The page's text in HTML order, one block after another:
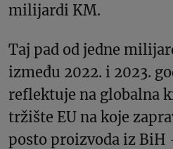
milijardi KM.
Taj pad od jedne
između 2022. i 2023.
reflektuje na globalna
tržište EU na koje
posto proizvoda iz BiH